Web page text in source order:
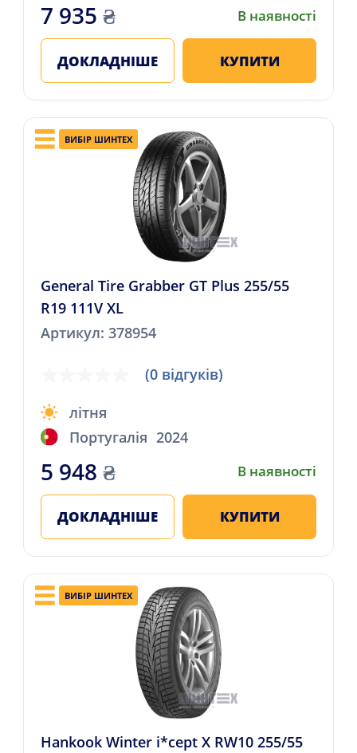
7 935 ₴ В наявності
ДОКЛАДНІШЕ КУПИТИ
ВИБІР ШИНТЕХ
General Tire Grabber GT Plus 255/55
R19 111V XL
Артикул: 378954
(0 відгуків)
літня
Португалія 2024
5 948 ₴ В наявності
ДОКЛАДНІШЕ КУПИТИ
ВИБІР ШИНТЕХ
Hankook Winter i*cept X RW10 255/55